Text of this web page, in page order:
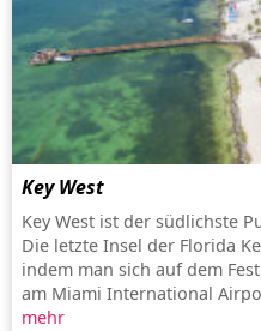
Key West
Key West ist der südlichste
Die letzte Insel der Florida
indem man sich auf dem
am Miami International
mehr